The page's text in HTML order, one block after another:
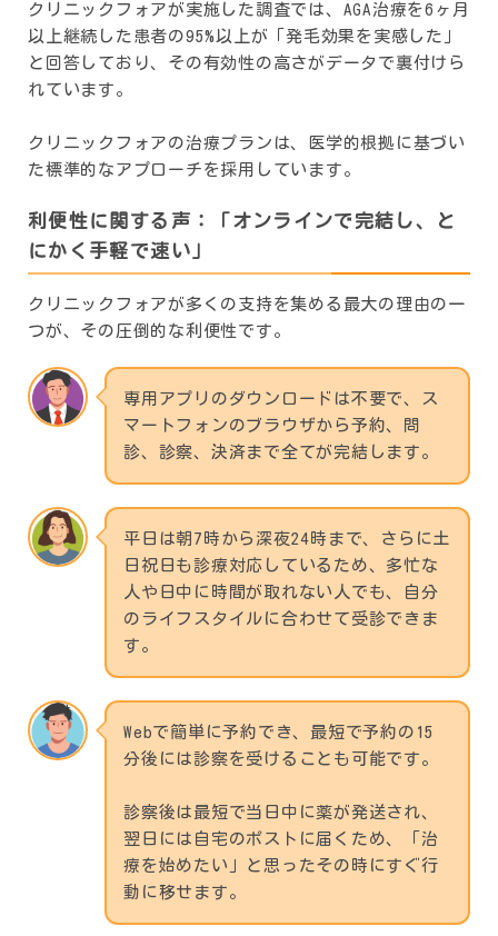
クリニックフォアが実施した調査では、AGA治療を6ヶ月
以上継続した患者の95%以上が「発毛効果を実感した」
と回答しており、その有効性の高さがデータで裏付けら
れています。
クリニックフォアの治療プランは、医学的根拠に基づい
た標準的なアプローチを採用しています。
利便性に関する声：「オンラインで完結し、と
にかく手軽で速い」
クリニックフォアが多くの支持を集める最大の理由の一
つが、その圧倒的な利便性です。
専用アプリのダウンロードは不要で、ス
マートフォンのブラウザから予約、問
診、診察、決済まで全てが完結します。
平日は朝7時から深夜24時まで、さらに土
日祝日も診療対応しているため、多忙な
人や日中に時間が取れない人でも、自分
のライフスタイルに合わせて受診できま
す。
Webで簡単に予約でき、最短で予約の15
分後には診察を受けることも可能です。
診察後は最短で当日中に薬が発送され、
翌日には自宅のポストに届くため、「治
療を始めたい」と思ったその時にすぐ行
動に移せます。